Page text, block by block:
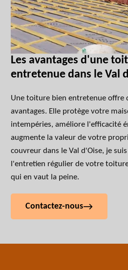
Les avantages d'une
entretenue dans le Val
Une toiture bien entretenue offre
avantages. Elle protège votre
intempéries, améliore l'efficacité
augmente la valeur de votre
couvreur dans le Val d'Oise, je
l'entretien régulier de votre
qui en vaut la peine.
Contactez-nous